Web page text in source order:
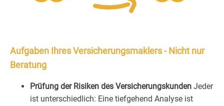
Aufgaben Ihres Versicherungsmaklers - Nicht nur
Beratung
Prüfung der Risiken des Versicherungskunden Jeder
ist unterschiedlich: Eine tiefgehend Analyse ist